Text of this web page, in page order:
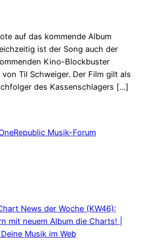
auf das kommende Album
ist der Song auch der
Kino-Blockbuster
von Til Schweiger. Der Film gilt als
des Kassenschlagers […]
Musik-Forum
News der Woche (KW46):
mit neuem Album die Charts! |
Musik im Web